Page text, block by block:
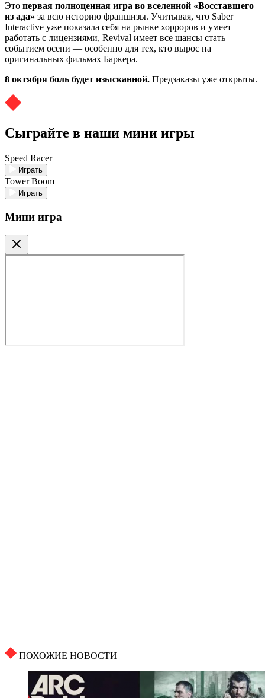
Это первая полноценная игра во вселенной «Восставшего
из ада» за всю историю франшизы. Учитывая, что Saber
Interactive уже показала себя на рынке хорроров и умеет
работать с лицензиями, Revival имеет все шансы стать
событием осени — особенно для тех, кто вырос на
оригинальных фильмах Баркера.
8 октября боль будет изысканной. Предзаказы уже открыты.
Сыграйте в наши мини игры
Speed Racer
Играть
Tower Boom
Играть
Мини игра
ПОХОЖИЕ НОВОСТИ